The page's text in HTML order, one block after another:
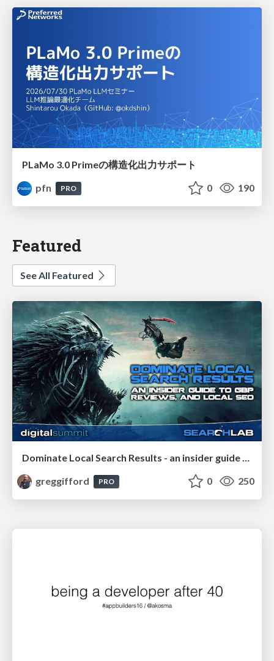
PLaMo 3.0 Primeの構造化出力サポート
pfn
PRO 0 190
Featured
See All Featured
Dominate Local Search Results - an insider guide to GBP, reviews, and Local SEO
greggifford
PRO 0 250